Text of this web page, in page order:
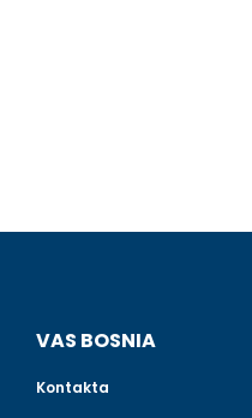
VAS BOSNIA
Kontakta